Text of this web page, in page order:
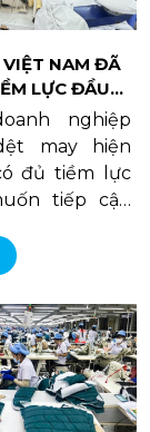
VIỆT NAM ĐÃ
LỰC ĐẦU
NGOÀI
nghiệp
may hiện
đủ tiềm lực
tiếp cận
tư, chính
hút đầu tư,
công… ở
gia để có
tư ra nước
thành các tập
cầu…